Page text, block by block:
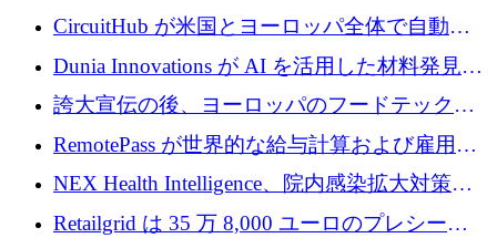
クチャ インテリジェンス向けに 300 万ドルの
プレシードを確保
CircuitHub が米国とヨーロッパ全体で自動電
子機器製造を拡大するために 2,800 万ドルを
Dunia Innovations が AI を活用した材料発見を
産業化するために 2 億 8,000 万ユーロのベル
リン GigaLab を発表
誇大宣伝の後、ヨーロッパのフードテックセ
クターはファンダメンタルズを中心に再構築
RemotePass が世界的な給与計算および雇用プ
ラットフォームを拡大するために 1,740 万ド
NEX Health Intelligence、院内感染拡大対策に
100万ユーロを確保
Retailgrid は 35 万 8,000 ユーロのプレシード